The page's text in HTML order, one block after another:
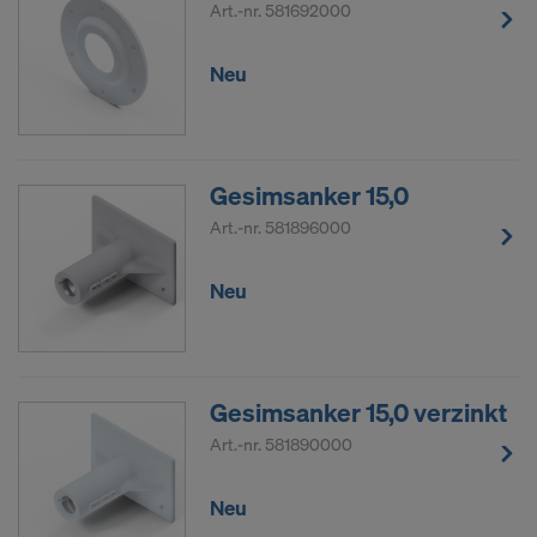
Art.-nr. 581692000
Neu
Gesimsanker 15,0
Art.-nr. 581896000
Neu
Gesimsanker 15,0 verzinkt
Art.-nr. 581890000
Neu